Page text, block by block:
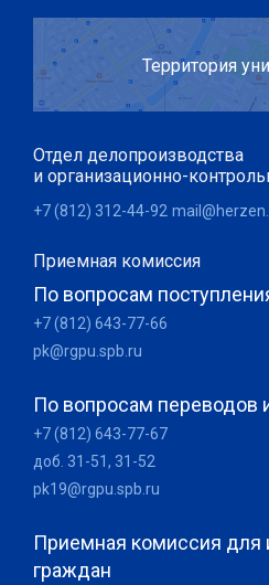
Территория
Отдел делопроизводства
и организационно-
+7 (812) 312-44-92
Приемная комиссия
По вопросам
+7 (812) 643-77-66
pk@rgpu.spb.ru
По вопросам переводов
+7 (812) 643-77-67
доб. 31-51, 31-52
pk19@rgpu.spb.ru
Приемная комиссия для
граждан